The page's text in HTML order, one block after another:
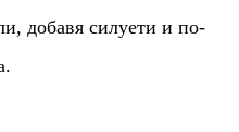
добавя силуети и по-